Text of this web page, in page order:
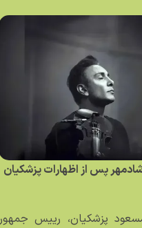
پس از اظهارات پزشکیان
پزشکیان، رییس جمهور